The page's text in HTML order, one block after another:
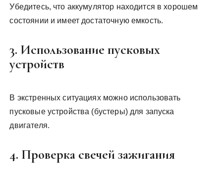
Убедитесь, что аккумулятор находится в хорошем
состоянии и имеет достаточную емкость.
3. Использование пусковых
устройств
В экстренных ситуациях можно использовать
пусковые устройства (бустеры) для запуска
двигателя.
4. Проверка свечей зажигания